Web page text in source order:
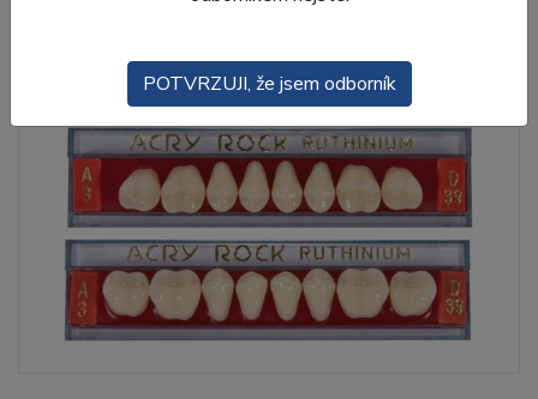
POTVRZUJI, že jsem odborník